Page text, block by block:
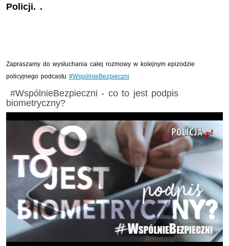
Policji. .
Zapraszamy do wysłuchania całej rozmowy w kolejnym epizodzie
policyjnego podcastu #WspólnieBezpieczni
Film
#WspólnieBezpieczni - co to jest podpis
biometryczny?